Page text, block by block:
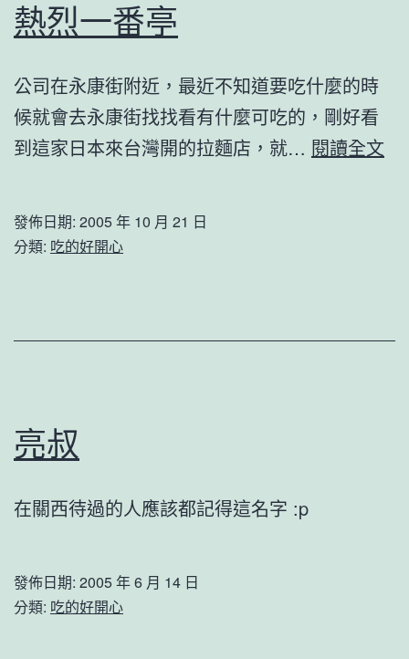
熱烈一番亭
公司在永康街附近，最近不知道要吃什麼的時
候就會去永康街找找看有什麼可吃的，剛好看
到這家日本來台灣開的拉麵店，就… 閱讀全文
發佈日期: 2005 年 10 月 21 日
分類: 吃的好開心
亮叔
在關西待過的人應該都記得這名字 :p
發佈日期: 2005 年 6 月 14 日
分類: 吃的好開心